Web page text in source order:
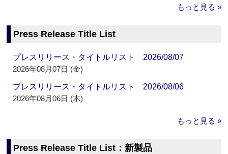
もっと見る »
Press Release Title List
プレスリリース・タイトルリスト 2026/08/07
2026年08月07日 (金)
プレスリリース・タイトルリスト 2026/08/06
2026年08月06日 (木)
もっと見る »
Press Release Title List：新製品